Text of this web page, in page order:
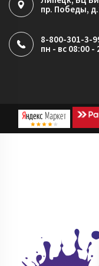
пр. Победы,
8-800-301-3-
пн - вс 08:00 -